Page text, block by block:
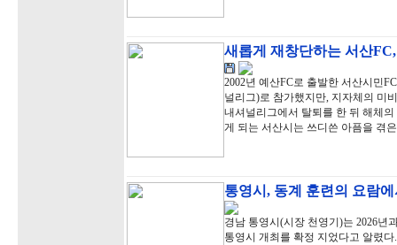
새롭게 재창단하는 서산
2002년 예산FC로 출발한 서산시민
널리그)로 참가했지만, 지자체의 미
내셔널리그에서 탈퇴를 한 뒤 해체
게 되는 서산시는 쓰디쓴 아픔을 겪
통영시, 동계 훈련의 요람
경남 통영시(시장 천영기)는 2026년
통영시 개최를 확정 지었다고 알렸